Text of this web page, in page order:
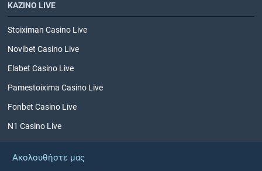
ΚΑΖΙΝΟ LIVE
Stoiximan Casino Live
Novibet Casino Live
Elabet Casino Live
Pamestoixima Casino Live
Fonbet Casino Live
N1 Casino Live
Ακολουθήστε μας